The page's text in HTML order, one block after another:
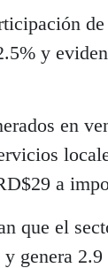
y
en
a
que el
genera 2.9